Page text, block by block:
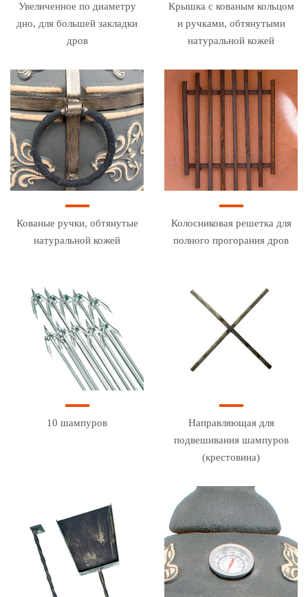
Увеличенное по диаметру
дно, для большей закладки
дров
Крышка с кованым кольцом
и ручками, обтянутыми
натуральной кожей
Кованые ручки, обтянутые
натуральной кожей
Колосниковая решетка для
полного прогорания дров
10 шампуров
Направляющая для
подвешивания шампуров
(крестовина)